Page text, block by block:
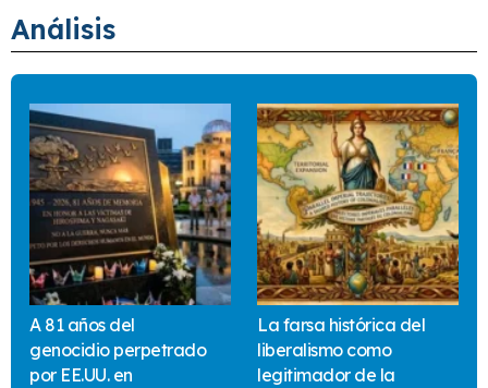
Análisis
A 81 años del
genocidio perpetrado
por EE.UU. en
La farsa histórica del
liberalismo como
legitimador de la